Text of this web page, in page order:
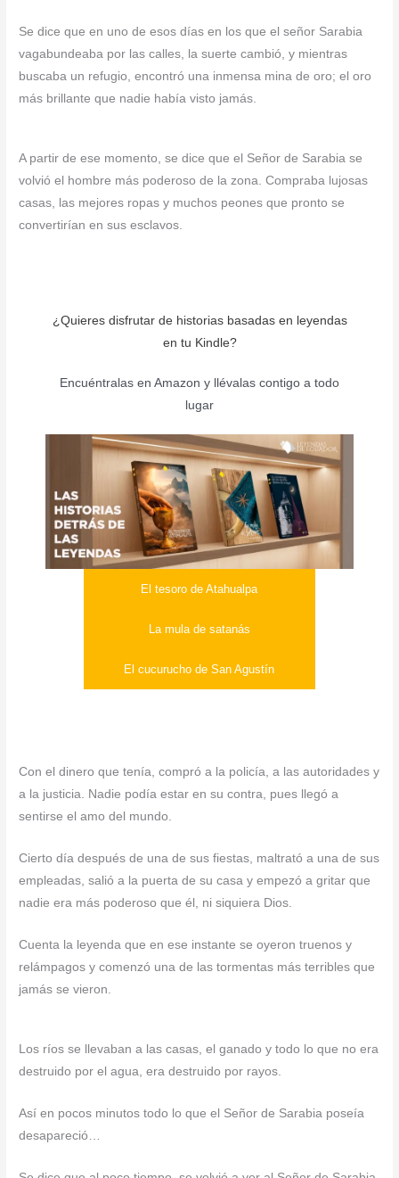
Se dice que en uno de esos días en los que el señor Sarabia
vagabundeaba por las calles, la suerte cambió, y mientras
buscaba un refugio, encontró una inmensa mina de oro; el oro
más brillante que nadie había visto jamás.
A partir de ese momento, se dice que el Señor de Sarabia se
volvió el hombre más poderoso de la zona. Compraba lujosas
casas, las mejores ropas y muchos peones que pronto se
convertirían en sus esclavos.
¿Quieres disfrutar de historias basadas en leyendas
en tu Kindle?
Encuéntralas en Amazon y llévalas contigo a todo
lugar
El tesoro de Atahualpa
La mula de satanás
El cucurucho de San Agustín
Con el dinero que tenía, compró a la policía, a las autoridades y
a la justicia. Nadie podía estar en su contra, pues llegó a
sentirse el amo del mundo.
Cierto día después de una de sus fiestas, maltrató a una de sus
empleadas, salió a la puerta de su casa y empezó a gritar que
nadie era más poderoso que él, ni siquiera Dios.
Cuenta la leyenda que en ese instante se oyeron truenos y
relámpagos y comenzó una de las tormentas más terribles que
jamás se vieron.
Los ríos se llevaban a las casas, el ganado y todo lo que no era
destruido por el agua, era destruido por rayos.
Así en pocos minutos todo lo que el Señor de Sarabia poseía
desapareció…